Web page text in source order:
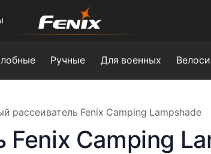
Ручные Для военных
рассеиватель Fenix Camping Lampshade
Camping